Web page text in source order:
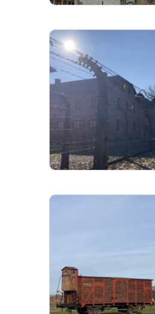
Zum Artikel:
– Erhaltungsarbeiten,
Chillen
Zum Artikel: